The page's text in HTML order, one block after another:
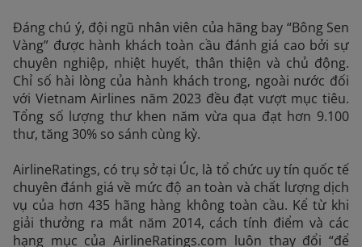
Đáng chú ý, đội ngũ nhân viên của hãng bay “Bông Sen
Vàng” được hành khách toàn cầu đánh giá cao bởi sự
chuyên nghiệp, nhiệt huyết, thân thiện và chủ động.
Chỉ số hài lòng của hành khách trong, ngoài nước đối
với Vietnam Airlines năm 2023 đều đạt vượt mục tiêu.
Tổng số lượng thư khen năm vừa qua đạt hơn 9.100
thư, tăng 30% so sánh cùng kỳ.
AirlineRatings, có trụ sở tại Úc, là tổ chức uy tín quốc tế
chuyên đánh giá về mức độ an toàn và chất lượng dịch
vụ của hơn 435 hãng hàng không toàn cầu. Kể từ khi
giải thưởng ra mắt năm 2014, cách tính điểm và các
hạng mục của AirlineRatings.com luôn thay đổi “để